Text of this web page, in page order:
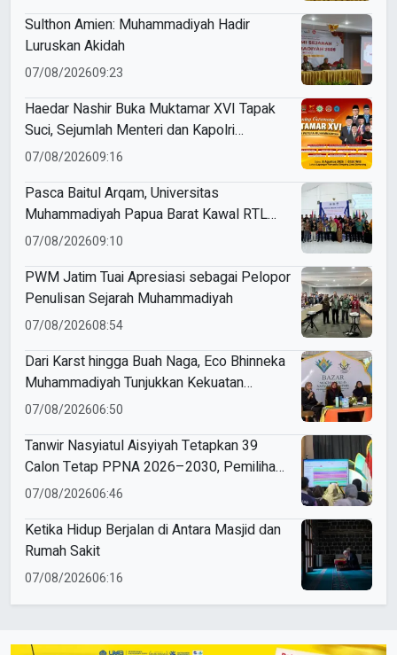
Sulthon Amien: Muhammadiyah Hadir
Luruskan Akidah
07/08/202609:23
Haedar Nashir Buka Muktamar XVI Tapak
Suci, Sejumlah Menteri dan Kapolri
Dijadwalkan Hadir
07/08/202609:16
Pasca Baitul Arqam, Universitas
Muhammadiyah Papua Barat Kawal RTL
Peserta Selama Enam Bulan
07/08/202609:10
PWM Jatim Tuai Apresiasi sebagai Pelopor
Penulisan Sejarah Muhammadiyah
07/08/202608:54
Dari Karst hingga Buah Naga, Eco Bhinneka
Muhammadiyah Tunjukkan Kekuatan
Potensi Lokal di Muktamar Nasyiatul
07/08/202606:50
Tanwir Nasyiatul Aisyiyah Tetapkan 39
Calon Tetap PPNA 2026–2030, Pemilihan
Gunakan Sistem E-Voting
07/08/202606:46
Ketika Hidup Berjalan di Antara Masjid dan
Rumah Sakit
07/08/202606:16